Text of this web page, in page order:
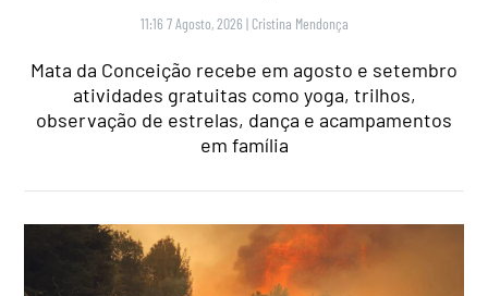
11:16 7 Agosto, 2026 | Cristina Mendonça
Mata da Conceição recebe em agosto e setembro
atividades gratuitas como yoga, trilhos,
observação de estrelas, dança e acampamentos
em família